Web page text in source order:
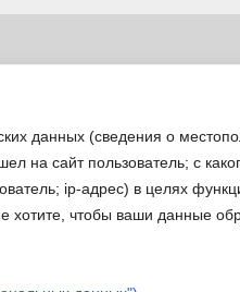
данных (сведения о
на сайт пользователь; с
ip-адрес) в целях
хотите, чтобы ваши данные